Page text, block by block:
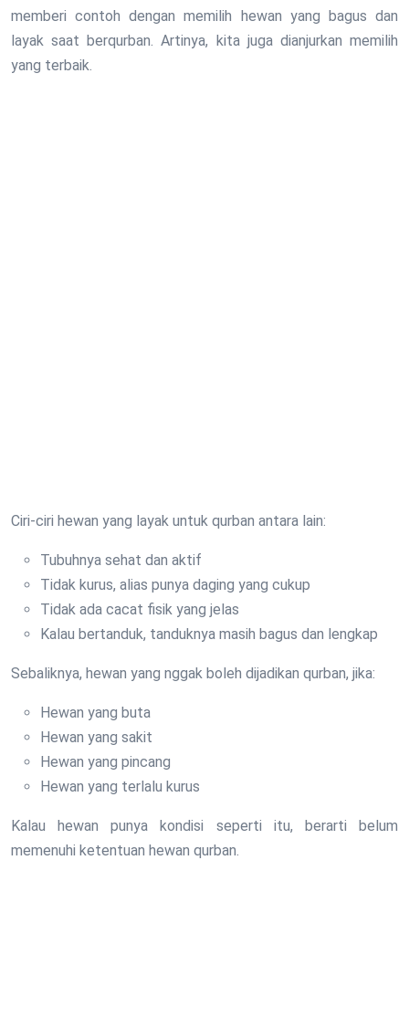
memberi contoh dengan memilih hewan yang bagus dan
layak saat berqurban. Artinya, kita juga dianjurkan memilih
yang terbaik.
Ciri-ciri hewan yang layak untuk qurban antara lain:
Tubuhnya sehat dan aktif
Tidak kurus, alias punya daging yang cukup
Tidak ada cacat fisik yang jelas
Kalau bertanduk, tanduknya masih bagus dan lengkap
Sebaliknya, hewan yang nggak boleh dijadikan qurban, jika:
Hewan yang buta
Hewan yang sakit
Hewan yang pincang
Hewan yang terlalu kurus
Kalau hewan punya kondisi seperti itu, berarti belum
memenuhi ketentuan hewan qurban.